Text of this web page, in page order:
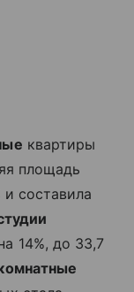
квартиры
площадь
составила
14%, до 33,7